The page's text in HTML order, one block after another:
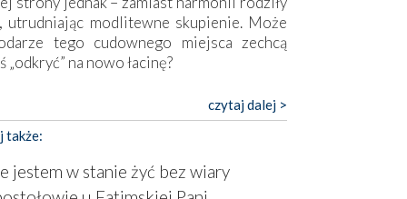
utrudniając modlitewne skupienie. Może
tego cudownego miejsca zechcą
„odkryć” na nowo łacinę?
duch współczesności daje też w
znać o sobie w sposób widoczny gołym
Niby w trosce o prostotę i skromność
się on jak może zasłonić sanktuarium,
wokół betonowe bryły, z których
czytaj dalej >
także:
jestem w stanie żyć bez wiary